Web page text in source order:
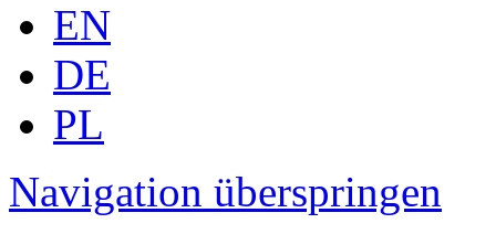
EN
DE
PL
Navigation überspringen